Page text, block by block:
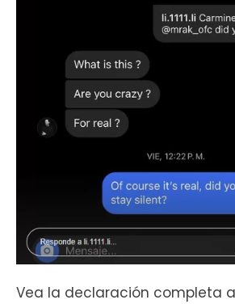
Vea la declaración completa